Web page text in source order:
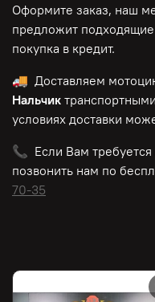
Оформите заказ, наш
предложит
покупка в кредит.
🚚 Доставляем
Нальчик
условиях доставки
📞 Если Вам
позвонить нам по
70-35